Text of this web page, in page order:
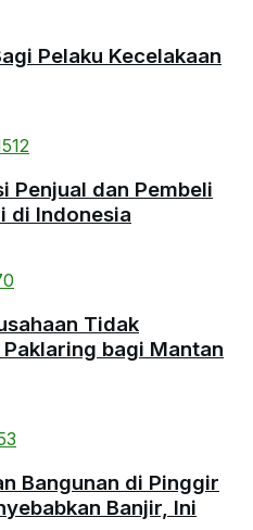
Pelaku Kecelakaan
Penjual dan Pembeli
di Indonesia
Tidak
bagi Mantan
Bangunan di Pinggir
Banjir, Ini